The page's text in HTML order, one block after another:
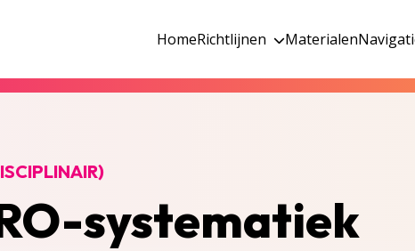
HomeRichtlijnen Materialen
systematiek